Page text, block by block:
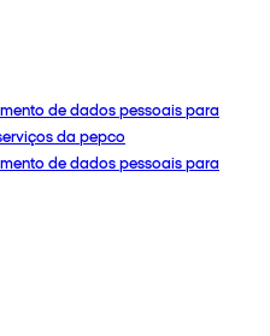
de dados pessoais para
da pepco
de dados pessoais para